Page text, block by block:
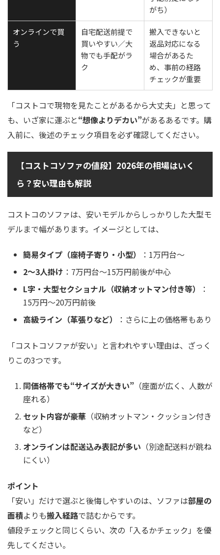
がち）
オンラインで買
う
自宅配送前提で
買いやすい／大
物でも手配がラ
ク
搬入できないと
返品対応になる
場合があるた
め、事前の経路
チェックが重要
「コストコで現物を見たことがあるから大丈夫」と思って
も、いざ家に運ぶと“想像よりデカい”があるあるです。購
入前に、後述のチェック項目を必ず確認してください。
【コストコソファの値段】2026年の相場はいく
ら？安い理由も解説
コストコのソファは、安いモデルからしっかりした大型モ
デルまで幅があります。イメージとしては、
簡易タイプ（座椅子寄り・小型）
：1万円台〜
2〜3人掛け ：7万円台〜15万円前後が中心
L字・大型セクショナル（収納オットマン付き等）
：
15万円〜20万円前後
高級ライン（革張りなど）
：さらに上の価格帯もあり
「コストコソファが安い」と言われやすい理由は、ざっく
りこの3つです。
同価格帯でも“サイズが大きい” （座面が広く、人数が
座れる）
セット内容が豪華 （収納オットマン・クッション付き
など）
オンラインは配送込み表記が多い （別途配送料が跳ね
にくい）
ポイント
「安い」だけで選ぶと後悔しやすいのは、ソファは部屋の
面積よりも搬入経路で詰むからです。
値段チェックと同じくらい、次の「入るかチェック」を優
先してください。